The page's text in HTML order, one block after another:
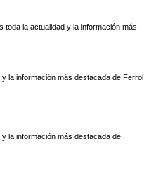
toda la actualidad y la información más
la información más destacada de Ferrol
la información más destacada de